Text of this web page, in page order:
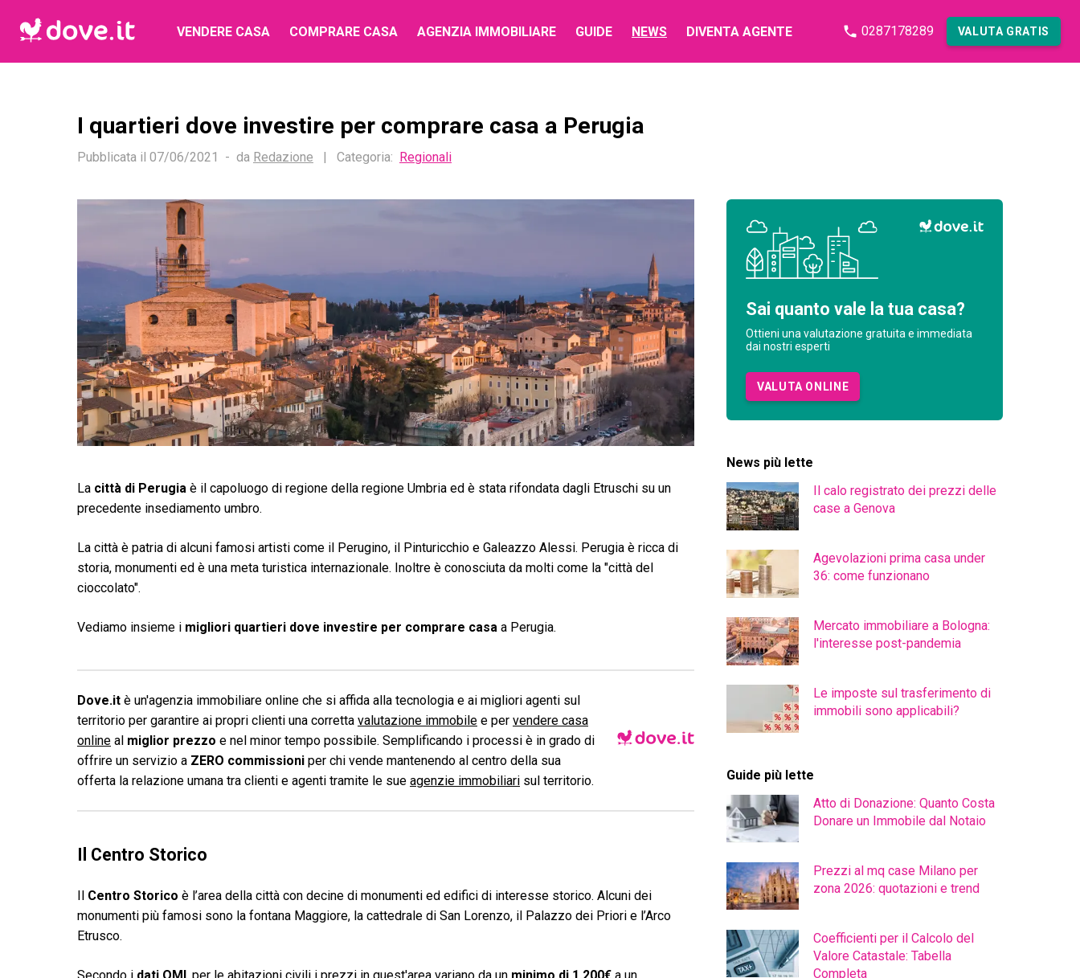
VENDERE CASA COMPRARE CASA AGENZIA IMMOBILIARE GUIDE NEWS DIVENTA AGENTE 0287178289 VALUTA GRATIS
I quartieri dove investire per comprare casa a Perugia
Pubblicata il 07/06/2021 da Redazione | Categoria: Regionali
La città di Perugia è il capoluogo di regione della regione Umbria ed è stata rifondata dagli Etruschi su un
precedente insediamento umbro.
La città è patria di alcuni famosi artisti come il Perugino, il Pinturicchio e Galeazzo Alessi. Perugia è ricca di
storia, monumenti ed è una meta turistica internazionale. Inoltre è conosciuta da molti come la "città del
cioccolato".
Vediamo insieme i migliori quartieri dove investire per comprare casa a Perugia.
Dove.it è un'agenzia immobiliare online che si affida alla tecnologia e ai migliori agenti sul
territorio per garantire ai propri clienti una corretta valutazione immobile e per vendere casa
online al miglior prezzo e nel minor tempo possibile. Semplificando i processi è in grado di
offrire un servizio a ZERO commissioni per chi vende mantenendo al centro della sua
offerta la relazione umana tra clienti e agenti tramite le sue agenzie immobiliari sul territorio.
Il Centro Storico
Centro Storico è l’area della città con decine di monumenti ed edifici di interesse storico. Alcuni dei
monumenti più famosi sono la fontana Maggiore, la cattedrale di San Lorenzo, il Palazzo dei Priori e l’Arco
Etrusco.
Sai quanto vale la tua casa?
Ottieni una valutazione gratuita e immediata
dai nostri esperti
VALUTA ONLINE
News più lette
Il calo registrato dei prezzi delle
case a Genova
Agevolazioni prima casa under
36: come funzionano
Mercato immobiliare a Bologna:
l'interesse post-pandemia
Le imposte sul trasferimento di
immobili sono applicabili?
Guide più lette
Atto di Donazione: Quanto Costa
Donare un Immobile dal Notaio
Prezzi al mq case Milano per
zona 2026: quotazioni e trend
Coefficienti per il Calcolo del
Valore Catastale: Tabella
Completa